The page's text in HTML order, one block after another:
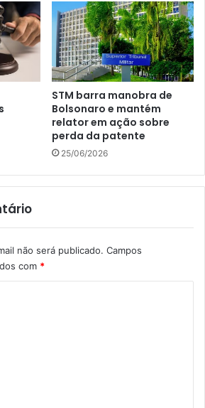
STM barra manobra de
Bolsonaro e mantém
relator em ação sobre
perda da patente
25/06/2026
não será publicado. Campos
com *